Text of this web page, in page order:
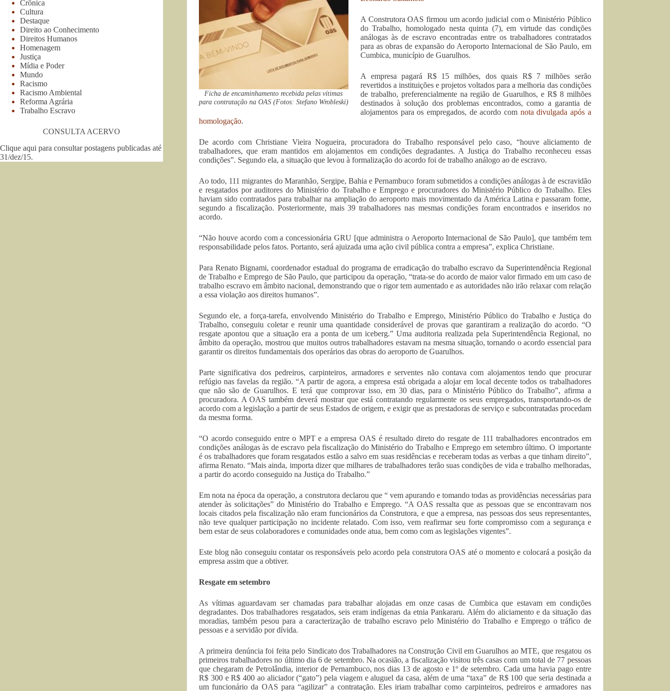
Ficha de encaminhamento recebida pelas vítimas
para contratação na OAS (Fotos: Stefano Wrobleski)
A Construtora OAS firmou um acordo judicial com o Ministério Público
do Trabalho, homologado nesta quinta (7), em virtude das condições
análogas às de escravo encontradas entre os trabalhadores contratados
para as obras de expansão do Aeroporto Internacional de São Paulo, em
Cumbica, município de Guarulhos.
A empresa pagará R$ 15 milhões, dos quais R$ 7 milhões serão
revertidos a instituições e projetos voltados para a melhoria das condições
de trabalho, preferencialmente na região de Guarulhos, e R$ 8 milhões
destinados à solução dos problemas encontrados, como a garantia de
alojamentos para os empregados, de acordo com nota divulgada após a
homologação.
De acordo com Christiane Vieira Nogueira, procuradora do Trabalho responsável pelo caso, “houve aliciamento de
trabalhadores, que eram mantidos em alojamentos em condições degradantes. A Justiça do Trabalho reconheceu essas
condições”. Segundo ela, a situação que levou à formalização do acordo foi de trabalho análogo ao de escravo.
Ao todo, 111 migrantes do Maranhão, Sergipe, Bahia e Pernambuco foram submetidos a condições análogas à de escravidão
e resgatados por auditores do Ministério do Trabalho e Emprego e procuradores do Ministério Público do Trabalho. Eles
haviam sido contratados para trabalhar na ampliação do aeroporto mais movimentado da América Latina e passaram fome,
segundo a fiscalização. Posteriormente, mais 39 trabalhadores nas mesmas condições foram encontrados e inseridos no
acordo.
“Não houve acordo com a concessionária GRU [que administra o Aeroporto Internacional de São Paulo], que também tem
responsabilidade pelos fatos. Portanto, será ajuizada uma ação civil pública contra a empresa”, explica Christiane.
Para Renato Bignami, coordenador estadual do programa de erradicação do trabalho escravo da Superintendência Regional
de Trabalho e Emprego de São Paulo, que participou da operação, “trata-se do acordo de maior valor firmado em um caso de
trabalho escravo em âmbito nacional, demonstrando que o rigor tem aumentado e as autoridades não irão relaxar com relação
a essa violação aos direitos humanos”.
Segundo ele, a força-tarefa, envolvendo Ministério do Trabalho e Emprego, Ministério Público do Trabalho e Justiça do
Trabalho, conseguiu coletar e reunir uma quantidade considerável de provas que garantiram a realização do acordo. “O
resgate apontou que a situação era a ponta de um iceberg.” Uma auditoria realizada pela Superintendência Regional, no
âmbito da operação, mostrou que muitos outros trabalhadores estavam na mesma situação, tornando o acordo essencial para
garantir os direitos fundamentais dos operários das obras do aeroporto de Guarulhos.
Parte significativa dos pedreiros, carpinteiros, armadores e serventes não contava com alojamentos tendo que procurar
refúgio nas favelas da região. “A partir de agora, a empresa está obrigada a alojar em local decente todos os trabalhadores
que não são de Guarulhos. E terá que comprovar isso, em 30 dias, para o Ministério Público do Trabalho”, afirma a
procuradora. A OAS também deverá mostrar que está contratando regularmente os seus empregados, transportando-os de
acordo com a legislação a partir de seus Estados de origem, e exigir que as prestadoras de serviço e subcontratadas procedam
da mesma forma.
“O acordo conseguido entre o MPT e a empresa OAS é resultado direto do resgate de 111 trabalhadores encontrados em
condições análogas às de escravo pela fiscalização do Ministério do Trabalho e Emprego em setembro último. O importante
é os trabalhadores que foram resgatados estão a salvo em suas residências e receberam todas as verbas a que tinham direito”,
afirma Renato. “Mais ainda, importa dizer que milhares de trabalhadores terão suas condições de vida e trabalho melhoradas,
a partir do acordo conseguido na Justiça do Trabalho.”
Em nota na época da operação, a construtora declarou que “ vem apurando e tomando todas as providências necessárias para
atender às solicitações” do Ministério do Trabalho e Emprego. “A OAS ressalta que as pessoas que se encontravam nos
locais citados pela fiscalização não eram funcionários da Construtora, e que a empresa, nas pessoas dos seus representantes,
não teve qualquer participação no incidente relatado. Com isso, vem reafirmar seu forte compromisso com a segurança e
bem estar de seus colaboradores e comunidades onde atua, bem como com as legislações vigentes”.
Este blog não conseguiu contatar os responsáveis pelo acordo pela construtora OAS até o momento e colocará a posição da
empresa assim que a obtiver.
Resgate em setembro
As vítimas aguardavam ser chamadas para trabalhar alojadas em onze casas de Cumbica que estavam em condições
degradantes. Dos trabalhadores resgatados, seis eram indígenas da etnia Pankararu. Além do aliciamento e da situação das
moradias, também pesou para a caracterização de trabalho escravo pelo Ministério do Trabalho e Emprego o tráfico de
pessoas e a servidão por dívida.
A primeira denúncia foi feita pelo Sindicato dos Trabalhadores na Construção Civil em Guarulhos ao MTE, que resgatou os
primeiros trabalhadores no último dia 6 de setembro. Na ocasião, a fiscalização visitou três casas com um total de 77 pessoas
que chegaram de Petrolândia, interior de Pernambuco, nos dias 13 de agosto e 1º de setembro. Cada uma havia pago entre
R$ 300 e R$ 400 ao aliciador (“gato”) pela viagem e aluguel da casa, além de uma “taxa” de R$ 100 que seria destinada a
um funcionário da OAS para “agilizar” a contratação. Eles iriam trabalhar como carpinteiros, pedreiros e armadores nas
Crônica
Cultura
Destaque
Direito ao Conhecimento
Direitos Humanos
Homenagem
Justiça
Mídia e Poder
Mundo
Racismo
Racismo Ambiental
Reforma Agrária
Trabalho Escravo
CONSULTA ACERVO
Clique aqui para consultar postagens publicadas até
31/dez/15.